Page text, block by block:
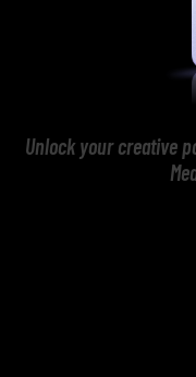
Unlock your creative